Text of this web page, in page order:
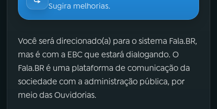
Sugira melhorias.
Você será direcionado(a) para o sistema Fala.BR,
mas é com a EBC que estará dialogando. O
Fala.BR é uma plataforma de comunicação da
sociedade com a administração pública, por
meio das Ouvidorias.